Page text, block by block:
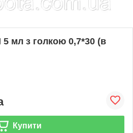
мл з голкою 0,7*30 (в
Купити